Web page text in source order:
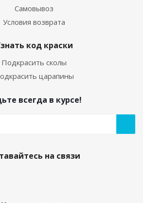
Самовывоз
Условия возврата
код краски
Подкрасить сколы
царапины
всегда в курсе!
на связи